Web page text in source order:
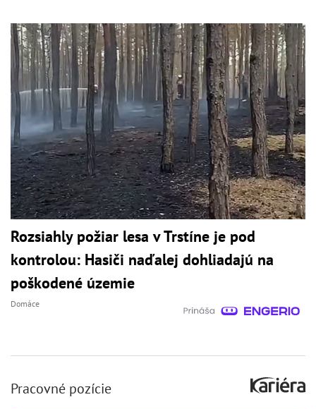
Rozsiahly požiar lesa v Trstíne je pod
kontrolou: Hasiči naďalej dohliadajú na
poškodené územie
Domáce
Pracovné pozície